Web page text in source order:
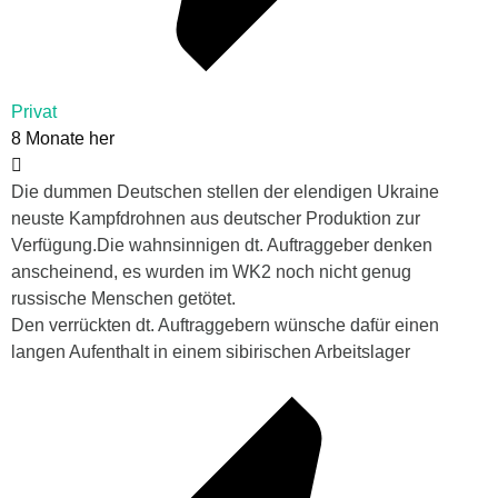
Privat
8 Monate her
Die dummen Deutschen stellen der elendigen Ukraine
neuste Kampfdrohnen aus deutscher Produktion zur
Verfügung.Die wahnsinnigen dt. Auftraggeber denken
anscheinend, es wurden im WK2 noch nicht genug
russische Menschen getötet.
Den verrückten dt. Auftraggebern wünsche dafür einen
langen Aufenthalt in einem sibirischen Arbeitslager